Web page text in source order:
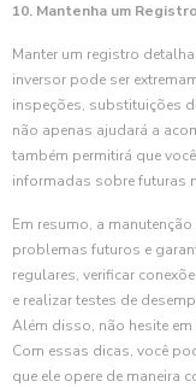
10. Mantenha um
Manter um registro
inversor pode ser
inspeções, substituições
não apenas ajudará a
também permitirá que
informadas sobre futuras
Em resumo, a
problemas futuros e
regulares, verificar
e realizar testes de
Além disso, não hesite
Com essas dicas, você
que ele opere de maneira